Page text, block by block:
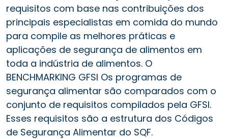
requisitos com base nas contribuições dos
principais especialistas em comida do mundo
para compile as melhores práticas e
aplicações de segurança de alimentos em
toda a indústria de alimentos. O
BENCHMARKING GFSI Os programas de
segurança alimentar são comparados com o
conjunto de requisitos compilados pela GFSI.
Esses requisitos são a estrutura dos Códigos
de Segurança Alimentar do SQF.